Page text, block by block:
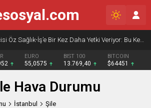
ASHB İşçisi Öz Sağlık-İş’e Bir Kez Daha Yetki Veriyor: Bu Kez Beklenti Sadece Söz Değil, Çözüm
EURO
55,0575
BIST 100
13.769,40
BITCOIN
$64451
Hava Durumu
İstanbul Şile